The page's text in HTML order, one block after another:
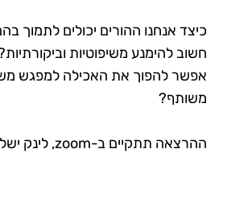
כיצד אנחנו ההורים יכולים לתמוך
חשוב להימנע משיפוטיות
אפשר להפוך את האכילה למפגש
משותף?
ההרצאה תתקיים ב-zoom, לינק ישלח בקבוצה.